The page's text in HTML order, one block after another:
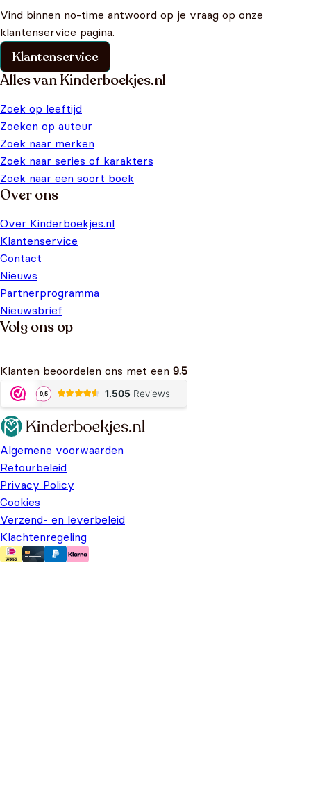
Vind binnen no-time antwoord op je vraag op onze
klantenservice pagina.
Klantenservice
Alles van Kinderboekjes.nl
Zoek op leeftijd
Zoeken op auteur
Zoek naar merken
Zoek naar series of karakters
Zoek naar een soort boek
Over ons
Over Kinderboekjes.nl
Klantenservice
Contact
Nieuws
Partnerprogramma
Nieuwsbrief
Volg ons op
Klanten beoordelen ons met een 9.5
Algemene voorwaarden
Retourbeleid
Privacy Policy
Cookies
Verzend- en leverbeleid
Klachtenregeling